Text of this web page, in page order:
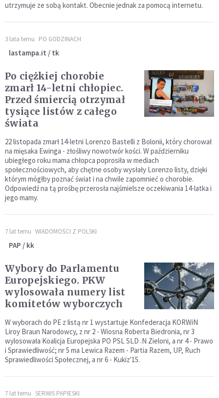
utrzymuje ze sobą kontakt. Obecnie jednak za pomocą internetu.
3 lata temu PO GODZINACH
lastampa.it / tk
Po ciężkiej chorobie
zmarł 14-letni chłopiec.
Przed śmiercią otrzymał
tysiące listów z całego
świata
22 listopada zmarł 14-letni Lorenzo Bastelli z Bolonii, który chorował
na mięsaka Ewinga - złośliwy nowotwór kości. W październiku
ubiegłego roku mama chłopca poprosiła w mediach
społecznościowych, aby chętne osoby wysłały Lorenzo listy, dzięki
którym mógłby poznać świat i na chwile zapomnieć o chorobie.
Odpowiedź na tą prośbę przerosła najśmielsze oczekiwania 14-latka i
jego mamy.
7 lat temu WIADOMOŚCI Z POLSKI
PAP / kk
Wybory do Parlamentu
Europejskiego. PKW
wylosowała numery list
komitetów wyborczych
W wyborach do PE z listą nr 1 wystartuje Konfederacja KORWiN
Liroy Braun Narodowcy, z nr 2 - Wiosna Roberta Biedronia, nr 3
wylosowała Koalicja Europejska PO PSL SLD .N Zieloni, a nr 4 - Prawo
i Sprawiedliwość; nr 5 ma Lewica Razem - Partia Razem, UP, Ruch
Sprawiedliwości Społecznej, a nr 6 - Kukiz'15.
7 lat temu SERWIS PAPIESKI